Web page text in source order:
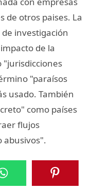
de otros paises. La
de investigación
de la
"jurisdicciones
"paraísos
usado. También
como países
flujos
abusivos".